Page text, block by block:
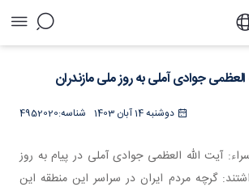
جوادی آملی به روز ملی
العظمی جوادی آملی به روز ملی مازندران
دوشنبه 14 آبان 1403 4952020شناسه:
آیت الله العظمی جوادی آملی در پیام به روز
گرچه مردم ايران در سراسر اين منطقه اين